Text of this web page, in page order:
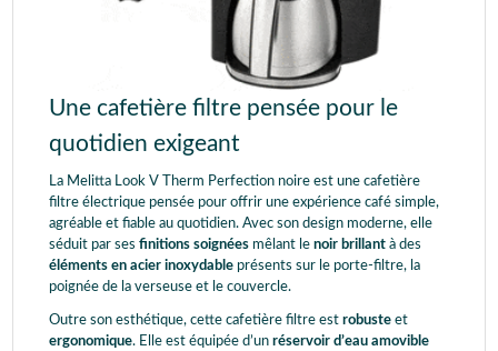
Une cafetière filtre pensée pour le
quotidien exigeant
La Melitta Look V Therm Perfection noire est une cafetière
filtre électrique pensée pour offrir une expérience café simple,
agréable et fiable au quotidien. Avec son design moderne, elle
séduit par ses finitions soignées mêlant le noir brillant à des
éléments en acier inoxydable présents sur le porte-filtre, la
poignée de la verseuse et le couvercle.
Outre son esthétique, cette cafetière filtre est robuste et
ergonomique. Elle est équipée d’un réservoir d’eau amovible